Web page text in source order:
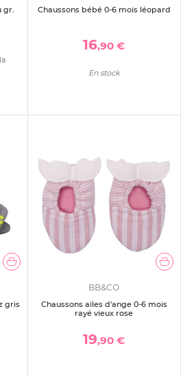
gr.
Chaussons bébé 0-6 mois léopard
16,90 €
En stock
gris
BB&CO
Chaussons ailes d'ange 0-6 mois
rayé vieux rose
19,90 €